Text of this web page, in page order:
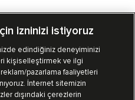
Sipariş Takibi
izninizi istiyoruz
edindiğiniz deneyiminizi
kişiselleştirmek ve ilgi
pazarlama faaliyetleri
İnternet sitemizin
dışındaki çerezlerin